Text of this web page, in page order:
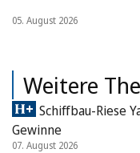
05. August 2026
Weitere
Schiffbau-Riese
Gewinne
07. August 2026